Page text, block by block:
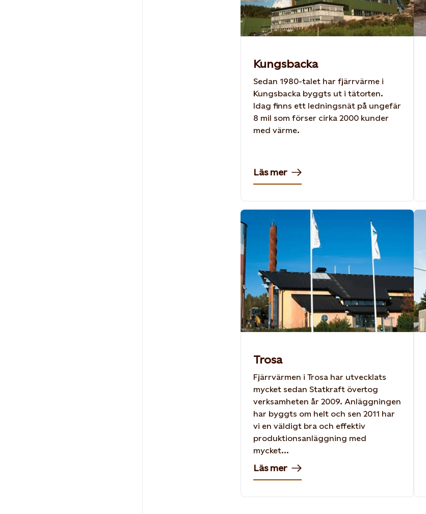
Kungsbacka
Sedan 1980-talet har fjärrvärme i
Kungsbacka byggts ut i tätorten.
Idag finns ett ledningsnät på ungefär
8 mil som förser cirka 2000 kunder
med värme.
Läs mer
Trosa
Fjärrvärmen i Trosa har utvecklats
mycket sedan Statkraft övertog
verksamheten år 2009. Anläggningen
har byggts om helt och sen 2011 har
vi en väldigt bra och effektiv
produktionsanläggning med
mycket...
Läs mer